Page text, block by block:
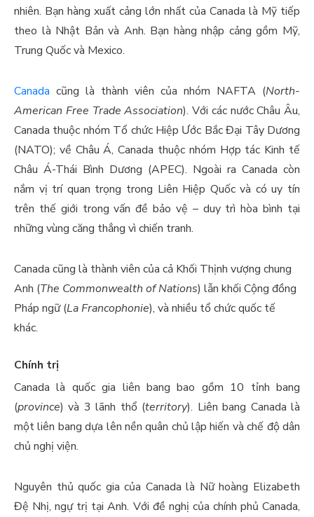
nhiên. Bạn hàng xuất cảng lớn nhất của Canada là Mỹ tiếp
theo là Nhật Bản và Anh. Bạn hàng nhập cảng gồm Mỹ,
Trung Quốc và Mexico.
Canada cũng là thành viên của nhóm NAFTA (North-
American Free Trade Association). Với các nước Châu Âu,
Canada thuộc nhóm Tổ chức Hiệp Ước Bắc Đại Tây Dương
(NATO); về Châu Á, Canada thuộc nhóm Hợp tác Kinh tế
Châu Á-Thái Bình Dương (APEC). Ngoài ra Canada còn
nắm vị trí quan trọng trong Liên Hiệp Quốc và có uy tín
trên thế giới trong vấn đề bảo vệ – duy trì hòa bình tại
những vùng căng thẳng vì chiến tranh.
Canada cũng là thành viên của cả Khối Thịnh vượng chung
Anh (The Commonwealth of Nations) lẫn khối Cộng đồng
Pháp ngữ (La Francophonie), và nhiều tổ chức quốc tế
khác.
Chính trị
Canada là quốc gia liên bang bao gồm 10 tỉnh bang
(province) và 3 lãnh thổ (territory). Liên bang Canada là
một liên bang dựa lên nền quân chủ lập hiến và chế độ dân
chủ nghị viện.
Nguyên thủ quốc gia của Canada là Nữ hoàng Elizabeth
Đệ Nhị, ngự trị tại Anh. Với đề nghị của chính phủ Canada,